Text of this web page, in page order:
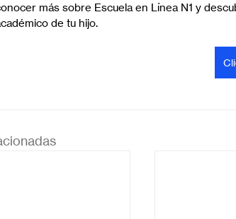
más sobre Escuela en Línea N1 y
de tu hijo.